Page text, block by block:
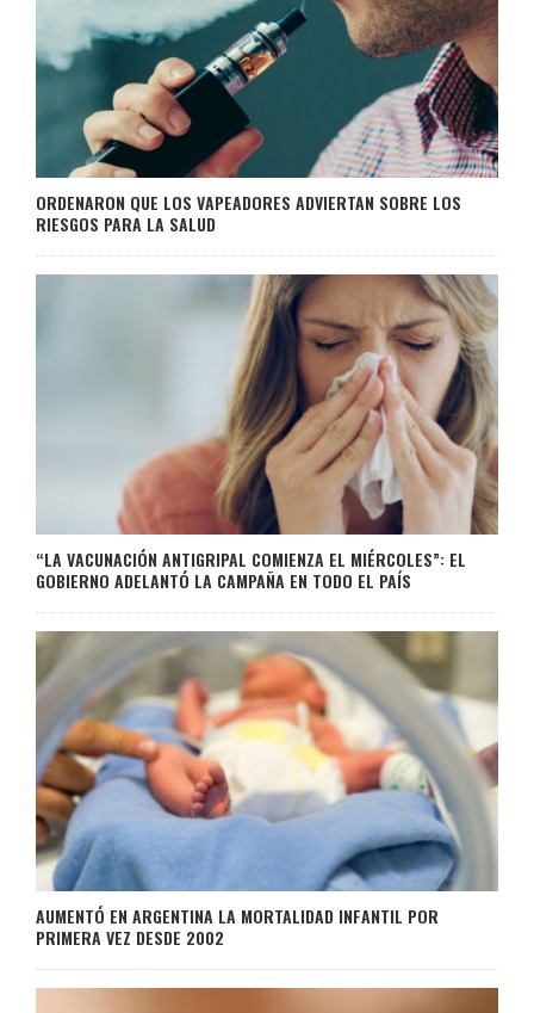
ORDENARON QUE LOS VAPEADORES ADVIERTAN SOBRE LOS
RIESGOS PARA LA SALUD
“LA VACUNACIÓN ANTIGRIPAL COMIENZA EL MIÉRCOLES”: EL
GOBIERNO ADELANTÓ LA CAMPAÑA EN TODO EL PAÍS
AUMENTÓ EN ARGENTINA LA MORTALIDAD INFANTIL POR
PRIMERA VEZ DESDE 2002